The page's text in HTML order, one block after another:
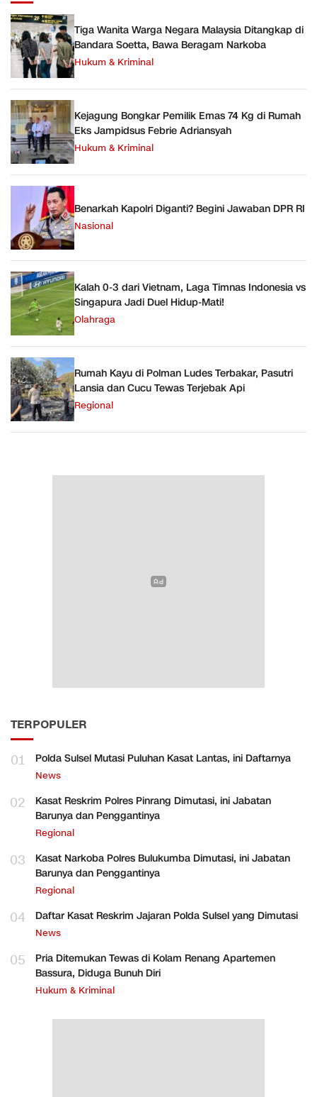
Tiga Wanita Warga Negara Malaysia Ditangkap di
Bandara Soetta, Bawa Beragam Narkoba
Hukum & Kriminal
Kejagung Bongkar Pemilik Emas 74 Kg di Rumah
Eks Jampidsus Febrie Adriansyah
Hukum & Kriminal
Benarkah Kapolri Diganti? Begini Jawaban DPR RI
Nasional
Kalah 0-3 dari Vietnam, Laga Timnas Indonesia vs
Singapura Jadi Duel Hidup-Mati!
Olahraga
Rumah Kayu di Polman Ludes Terbakar, Pasutri
Lansia dan Cucu Tewas Terjebak Api
Regional
TERPOPULER
01 Polda Sulsel Mutasi Puluhan Kasat Lantas, ini Daftarnya
News
02
Kasat Reskrim Polres Pinrang Dimutasi, ini Jabatan
Barunya dan Penggantinya
Regional
03
Kasat Narkoba Polres Bulukumba Dimutasi, ini Jabatan
Barunya dan Penggantinya
Regional
04 Daftar Kasat Reskrim Jajaran Polda Sulsel yang Dimutasi
News
05
Pria Ditemukan Tewas di Kolam Renang Apartemen
Bassura, Diduga Bunuh Diri
Hukum & Kriminal